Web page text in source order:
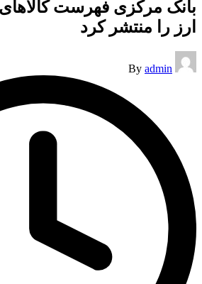
بانک مرکزی فهرست
ارز را منتشر کرد
Posted
by
By admin